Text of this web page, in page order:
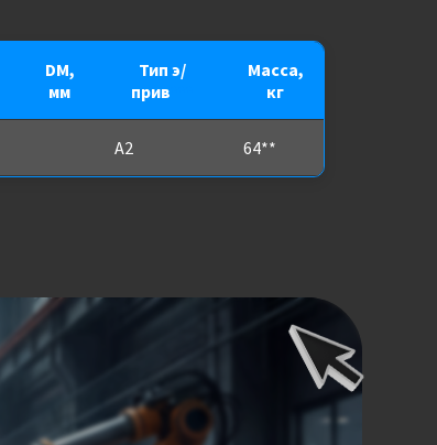
DM,
мм
Тип э/
прив
Масса,
кг
А2 64**